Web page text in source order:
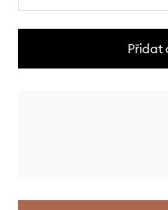
Přidat